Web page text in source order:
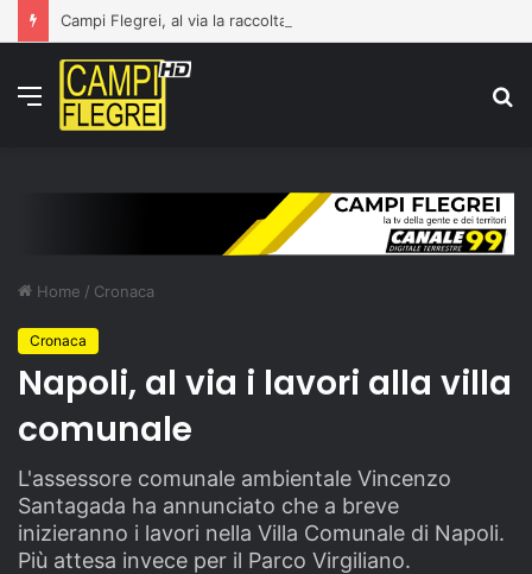
Menu
Home / Cronaca
Cronaca
Napoli, al via i lavori alla villa
comunale
L'assessore comunale ambientale Vincenzo
Santagada ha annunciato che a breve
inizieranno i lavori nella Villa Comunale di Napoli.
Più attesa invece per il Parco Virgiliano.